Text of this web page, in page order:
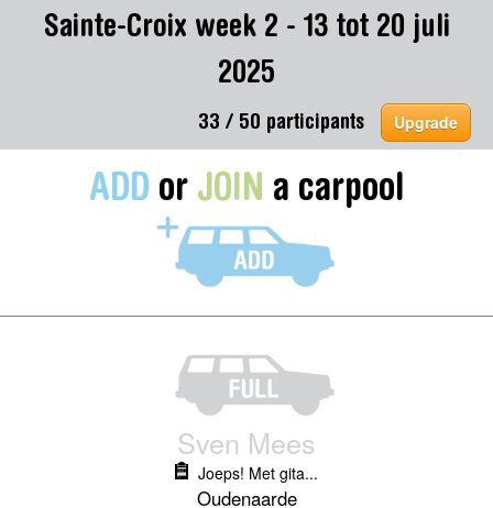
Sainte-Croix week 2 - 13 tot 20 juli
2025
33 / 50 participants Upgrade
ADD or JOIN a carpool
Sven Mees
Joeps! Met gita...
Oudenaarde